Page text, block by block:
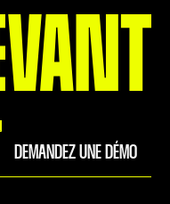
DEMANDEZ UNE DÉMO